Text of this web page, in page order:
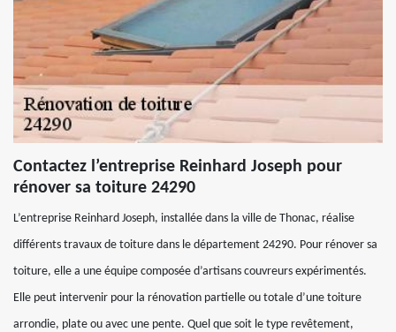
Contactez l’entreprise Reinhard Joseph pour
rénover sa toiture 24290
L’entreprise Reinhard Joseph, installée dans la ville de Thonac, réalise
différents travaux de toiture dans le département 24290. Pour rénover sa
toiture, elle a une équipe composée d’artisans couvreurs expérimentés.
Elle peut intervenir pour la rénovation partielle ou totale d’une toiture
arrondie, plate ou avec une pente. Quel que soit le type revêtement,